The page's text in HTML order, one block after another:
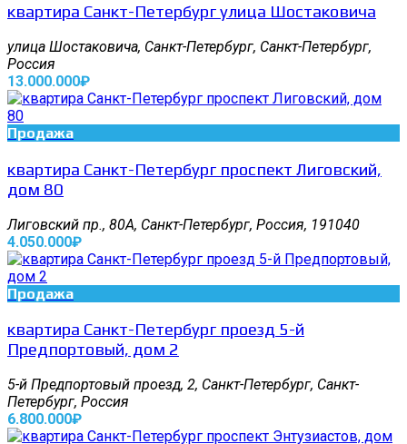
квартира Санкт-Петербург улица Шостаковича
улица Шостаковича, Санкт-Петербург, Санкт-Петербург,
Россия
13.000.000₽
Продажа
квартира Санкт-Петербург проспект Лиговский,
дом 80
Лиговский пр., 80А, Санкт-Петербург, Россия, 191040
4.050.000₽
Продажа
квартира Санкт-Петербург проезд 5-й
Предпортовый, дом 2
5-й Предпортовый проезд, 2, Санкт-Петербург, Санкт-
Петербург, Россия
6.800.000₽